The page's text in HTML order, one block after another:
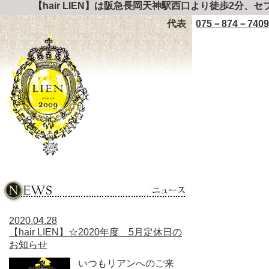
【hair LIEN】は阪急長岡天神駅西口より徒歩2分、セ
代表 075－874－7409
2020.04.28
【hair LIEN】☆2020年度 5月定休日の
お知らせ
いつもリアンへのご来